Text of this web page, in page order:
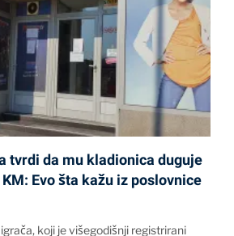
tvrdi da mu kladionica duguje
Evo šta kažu iz poslovnice
koji je višegodišnji registrirani